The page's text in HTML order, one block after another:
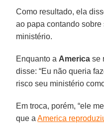
Como resultado, ela
ao papa contando
ministério.
Enquanto a America se
disse: “Eu não queria
risco seu ministério
Em troca, porém, “ele
que aAmerica